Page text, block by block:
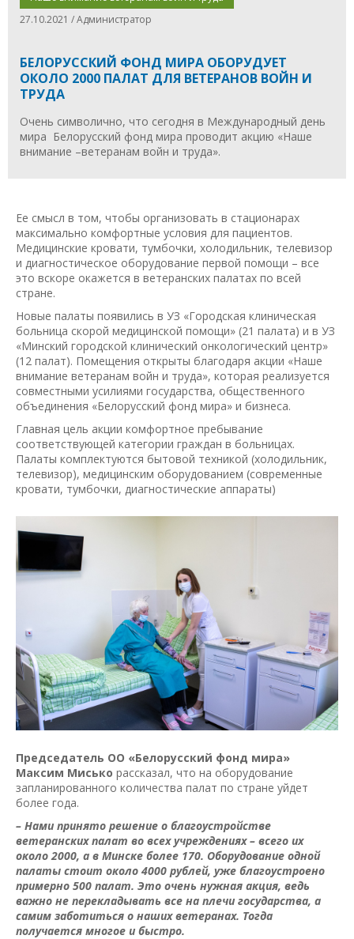
27.10.2021 / Администратор
БЕЛОРУССКИЙ ФОНД МИРА ОБОРУДУЕТ
ОКОЛО 2000 ПАЛАТ ДЛЯ ВЕТЕРАНОВ ВОЙН И
ТРУДА
Очень символично, что сегодня в Международный день
мира Белорусский фонд мира проводит акцию «Наше
внимание –ветеранам войн и труда».
Ее смысл в том, чтобы организовать в стационарах
максимально комфортные условия для пациентов.
Медицинские кровати, тумбочки, холодильник, телевизор
и диагностическое оборудование первой помощи – все
это вскоре окажется в ветеранских палатах по всей
стране.
Новые палаты появились в УЗ «Городская клиническая
больница скорой медицинской помощи» (21 палата) и в УЗ
«Минский городской клинический онкологический центр»
(12 палат). Помещения открыты благодаря акции «Наше
внимание ветеранам войн и труда», которая реализуется
совместными усилиями государства, общественного
объединения «Белорусский фонд мира» и бизнеса.
Главная цель акции комфортное пребывание
соответствующей категории граждан в больницах.
Палаты комплектуются бытовой техникой (холодильник,
телевизор), медицинским оборудованием (современные
кровати, тумбочки, диагностические аппараты)
Председатель ОО «Белорусский фонд мира»
Максим Мисько рассказал, что на оборудование
запланированного количества палат по стране уйдет
более года.
– Нами принято решение о благоустройстве
ветеранских палат во всех учреждениях – всего их
около 2000, а в Минске более 170. Оборудование одной
палаты стоит около 4000 рублей, уже благоустроено
примерно 500 палат. Это очень нужная акция, ведь
важно не перекладывать все на плечи государства, а
самим заботиться о наших ветеранах. Тогда
получается многое и быстро.